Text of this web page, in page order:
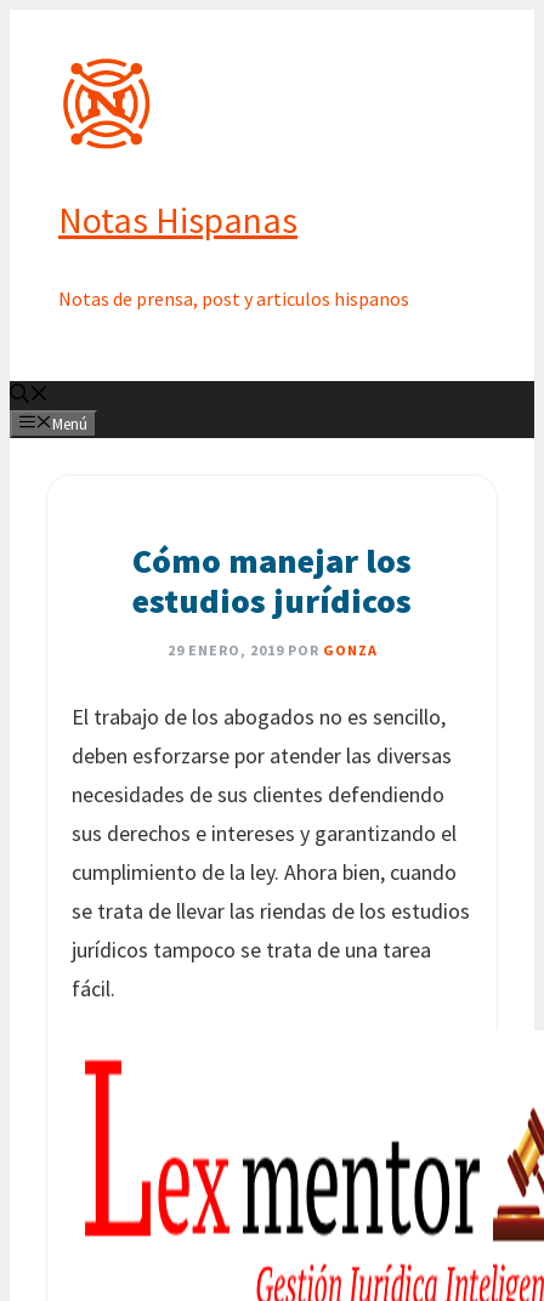
contenido
Notas Hispanas
Notas de prensa, post y articulos hispanos
Menú
Cómo manejar los
estudios jurídicos
29 ENERO, 2019 POR GONZA
El trabajo de los abogados no es sencillo,
deben esforzarse por atender las diversas
necesidades de sus clientes defendiendo
sus derechos e intereses y garantizando el
cumplimiento de la ley. Ahora bien, cuando
se trata de llevar las riendas de los estudios
jurídicos tampoco se trata de una tarea
fácil.